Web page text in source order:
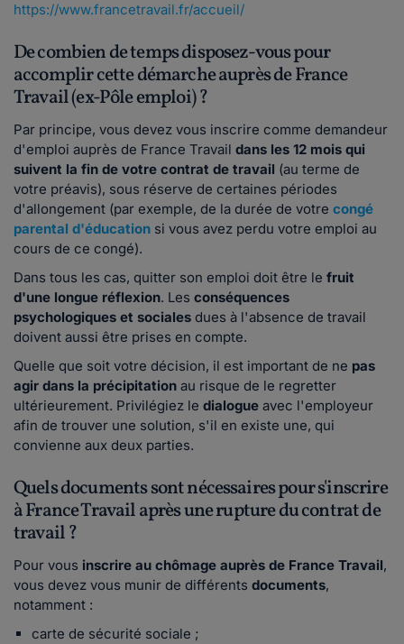
https://www.francetravail.fr/accueil/
De combien de temps disposez-vous pour
accomplir cette démarche auprès de France
Travail (ex-Pôle emploi) ?
Par principe, vous devez vous inscrire comme demandeur
d'emploi auprès de France Travail dans les 12 mois qui
suivent la fin de votre contrat de travail (au terme de
votre préavis), sous réserve de certaines périodes
d'allongement (par exemple, de la durée de votre congé
parental d'éducation si vous avez perdu votre emploi au
cours de ce congé).
Dans tous les cas, quitter son emploi doit être le fruit
d'une longue réflexion. Les conséquences
psychologiques et sociales dues à l'absence de travail
doivent aussi être prises en compte.
Quelle que soit votre décision, il est important de ne pas
agir dans la précipitation au risque de le regretter
ultérieurement. Privilégiez le dialogue avec l'employeur
afin de trouver une solution, s'il en existe une, qui
convienne aux deux parties.
Quels documents sont nécessaires pour s'inscrire
à France Travail après une rupture du contrat de
travail ?
Pour vous inscrire au chômage auprès de France Travail,
vous devez vous munir de différents documents,
notamment :
carte de sécurité sociale ;